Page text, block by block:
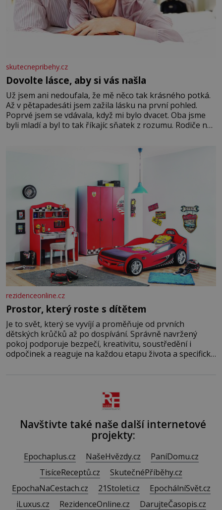
skutecnepribehy.cz
Dovolte lásce, aby si vás našla
Už jsem ani nedoufala, že mě něco tak krásného potká.
Až v pětapadesáti jsem zažila lásku na první pohled.
Poprvé jsem se vdávala, když mi bylo dvacet. Oba jsme
byli mladí a byl to tak říkajíc sňatek z rozumu. Rodiče nás
Manželství nám oběma moc nesvědčilo, brzy jsme zjistili,
rezidenceonline.cz
Prostor, který roste s dítětem
Je to svět, který se vyvíjí a proměňuje od prvních
dětských krůčků až po dospívání. Správně navržený
pokoj podporuje bezpečí, kreativitu, soustředění i
odpočinek a reaguje na každou etapu života a specifické
Navštivte také naše další internetové
projekty:
Epochaplus.cz NašeHvězdy.cz
PaníDomu.cz
TisíceReceptů.cz
SkutečnéPříběhy.cz
EpochaNaCestach.cz
21Stoleti.cz
EpochálníSvět.cz
iLuxus.cz
RezidenceOnline.cz DarujteČasopis.cz